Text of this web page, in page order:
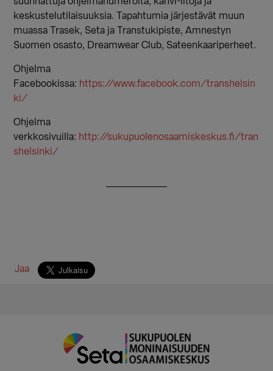
keskustelutilaisuuksia. Tapahtumia järjestävät muun
muassa Trasek, Seta ja Transtukipiste, Amnestyn
Suomen osasto, Dreamwear Club, Sateenkaariperheet.
Ohjelma
Facebookissa: https://www.facebook.com/transhelsin
ki/
Ohjelma
verkkosivuilla: http://sukupuolenosaamiskeskus.fi/tran
shelsinki/
Jaa